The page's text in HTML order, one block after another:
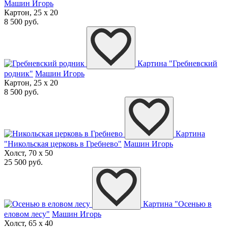
Машин Игорь
Картон, 25 x 20
8 500 руб.
Картина "Гребневский
родник" Машин Игорь
Картон, 25 x 20
8 500 руб.
Картина
"Никольская церковь в Гребнево" Машин Игорь
Холст, 70 x 50
25 500 руб.
Картина "Осенью в
еловом лесу" Машин Игорь
Холст, 65 x 40